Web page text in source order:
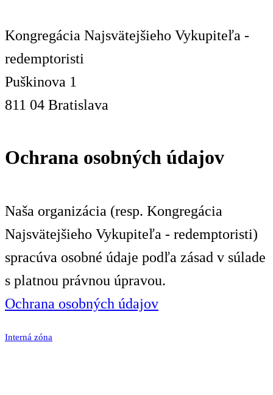
Kongregácia Najsvätejšieho Vykupiteľa -
redemptoristi
Puškinova 1
811 04 Bratislava
Ochrana osobných údajov
Naša organizácia (resp. Kongregácia
Najsvätejšieho Vykupiteľa - redemptoristi)
spracúva osobné údaje podľa zásad v súlade
s platnou právnou úpravou.
Ochrana osobných údajov
Interná zóna